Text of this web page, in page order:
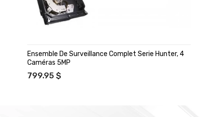
Ensemble De Surveillance Complet Serie Hunter, 4
Caméras 5MP
799.95 $